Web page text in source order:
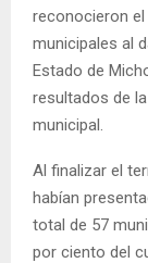
reconocieron
municipales al
Estado de
resultados de
municipal.
Al finalizar el
habían
total de 57
por ciento del